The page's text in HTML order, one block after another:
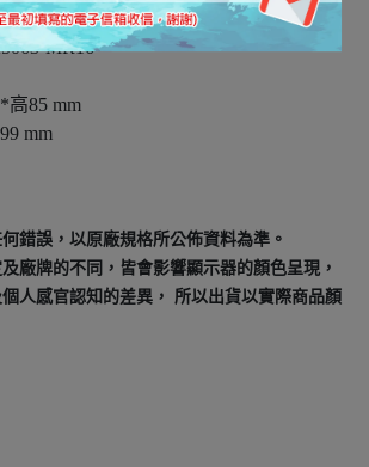
MR16
高85 mm
mm
錯誤，以原廠規格所公佈資料為準。
廠牌的不同，皆會影響顯示器的顏色呈現，
人感官認知的差異， 所以出貨以實際商品顏